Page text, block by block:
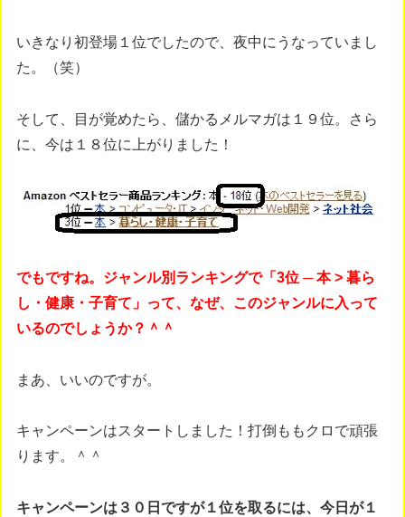
いきなり初登場１位でしたので、夜中にうなっていまし
た。（笑）
そして、目が覚めたら、儲かるメルマガは１９位。さら
に、今は１８位に上がりました！
でもですね。ジャンル別ランキングで「3位 ─ 本 > 暮ら
し・健康・子育て」って、なぜ、このジャンルに入って
いるのでしょうか？＾＾
まあ、いいのですが。
キャンペーンはスタートしました！打倒ももクロで頑張
ります。＾＾
キャンペーンは３０日ですが１位を取るには、今日が１